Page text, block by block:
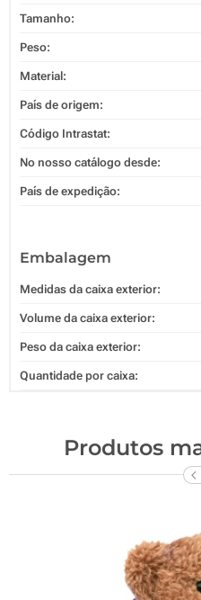
Tamanho:
Peso:
Material:
País de origem:
Código Intrastat:
No nosso catálogo desde:
País de expedição:
Embalagem
Medidas da caixa exterior:
Volume da caixa exterior:
Peso da caixa exterior:
Quantidade por caixa:
Produtos